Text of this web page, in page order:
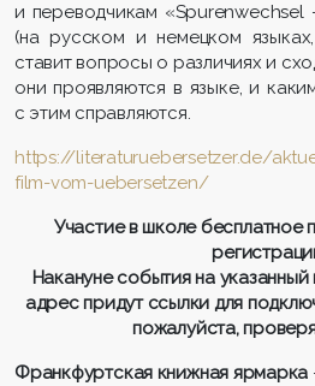
и переводчикам «Spurenwechsel
(на русском и немецком
ставит вопросы о различиях и
они проявляются в языке, и
с этим справляются.
https://literaturuebersetzer.de/
film-vom-uebersetzen/
Участие в школе бесплатное
Накануне события на
адрес придут ссылки для
пожалуйста,
Франкфуртская книжная ярмарка